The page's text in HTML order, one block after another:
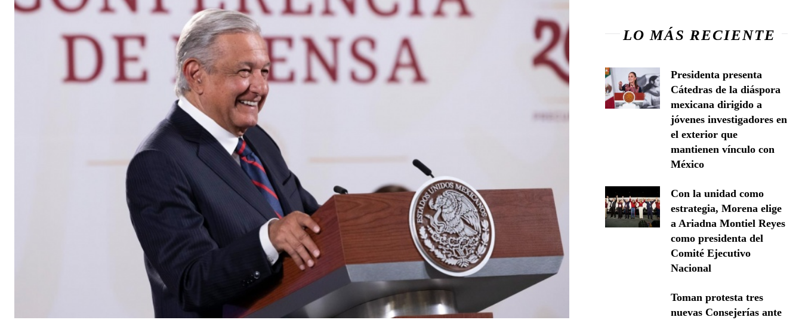
LO MÁS RECIENTE
Presidenta presenta
Cátedras de la diáspora
mexicana dirigido a
jóvenes investigadores en
el exterior que
mantienen vínculo con
México
Con la unidad como
estrategia, Morena elige
a Ariadna Montiel Reyes
como presidenta del
Comité Ejecutivo
Nacional
Toman protesta tres
nuevas Consejerías ante